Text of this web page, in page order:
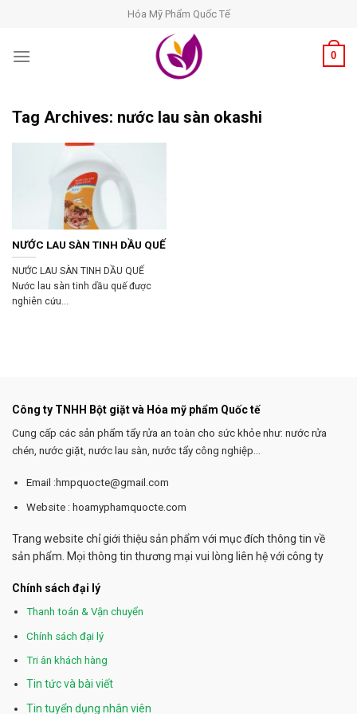
content
Hóa Mỹ Phẩm Quốc Tế
0
Tag Archives: nước lau sàn okashi
NƯỚC LAU SÀN TINH DẦU QUẾ
NƯỚC LAU SÀN TINH DẦU QUẾ
Nước lau sàn tinh dầu quế được
nghiên cứu...
Công ty TNHH Bột giặt và Hóa mỹ phẩm Quốc tế
Cung cấp các sản phẩm tẩy rửa an toàn cho sức khỏe như: nước rửa
chén, nước giặt, nước lau sàn, nước tẩy công nghiệp...
Email :hmpquocte@gmail.com
Website : hoamyphamquocte.com
Trang website chỉ giới thiệu sản phẩm với mục đích thông tin về
sản phẩm. Mọi thông tin thương mại vui lòng liên hệ với công ty
Chính sách đại lý
Thanh toán & Vận chuyển
Chính sách đại lý
Tri ân khách hàng
Tin tức và bài viết
Tin tuyển dụng nhân viên